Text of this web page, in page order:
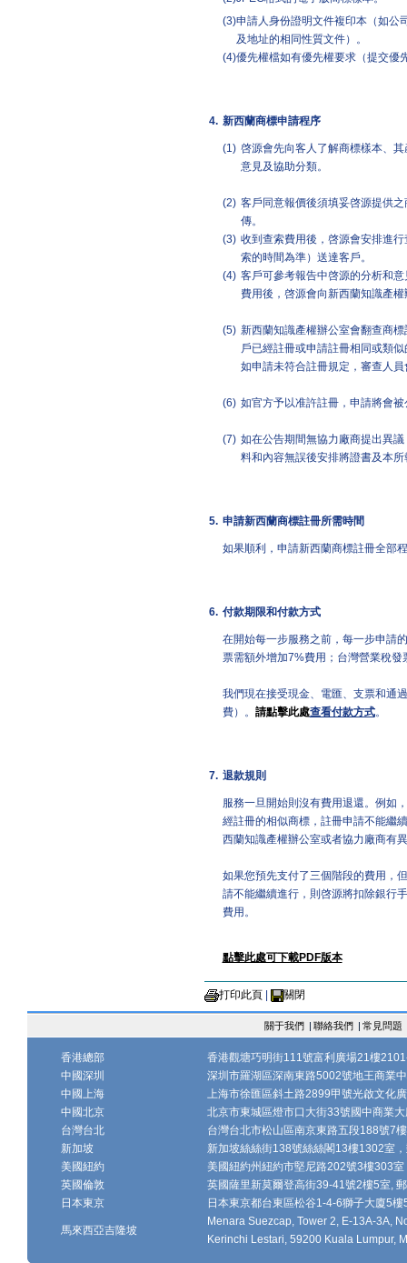
(3)申請人身份證明文件複印本（如公
及地址的相同性質文件）。
(4)優先權檔如有優先權要求（提交優
4. 新西蘭商標申請程序
(1) 啓源會先向客人了解商標樣本、
意見及協助分類。
(2) 客戶同意報價後須填妥啓源提供
傳。
(3) 收到查索費用後，啓源會安排進
索的時間為準）送達客戶。
(4) 客戶可參考報告中啓源的分析和
費用後，啓源會向新西蘭知識產
(5) 新西蘭知識產權辦公室會翻查商
戶已經註冊或申請註冊相同或類
如申請未符合註冊規定，審查人
(6) 如官方予以准許註冊，申請將會
(7) 如在公告期間無協力廠商提出異
料和內容無誤後安排將證書及本
5. 申請新西蘭商標註冊所需時間
如果順利，申請新西蘭商標註冊全部
6. 付款期限和付款方式
在開始每一步服務之前，每一步申請
票需額外增加7%費用；台灣營業稅發
我們現在接受現金、電匯、支票和通
費）。 請點擊此處查看付款方式。
7. 退款規則
服務一旦開始則沒有費用退還。例如
經註冊的相似商標，註冊申請不能繼
西蘭知識產權辦公室或者協力廠商有
如果您預先支付了三個階段的費用，
請不能繼續進行，則啓源將扣除銀行
費用。
點擊此處可下載PDF版本
打印此頁| 關閉
關于我們 | 聯絡我們 | 常見問題
香港總部
香港觀塘巧明街111號富利廣場21樓
中國深圳
深圳市羅湖區深南東路5002號地王商業
中國上海
上海市徐匯區斜土路2899甲號光啟文化
中國北京
北京市東城區燈市口大街33號國中商業
台灣台北
台灣台北市松山區南京東路五段188號7
新加坡
新加坡絲絲街138號絲絲閣13樓1302室
美國紐約
美國紐約州紐約市堅尼路202號3樓303
英國倫敦
英國薩里新莫爾登高街39-41號2樓5室,
日本東京
日本東京都台東區松谷1-4-6獅子大廈5
馬來西亞吉隆坡
Menara Suezcap, Tower 2, E-13A-3A,
Kerinchi Lestari, 59200 Kuala Lumpur,